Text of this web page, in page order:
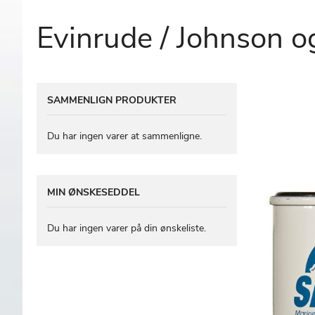
Evinrude / Johnson
SAMMENLIGN PRODUKTER
Du har ingen varer at sammenligne.
MIN ØNSKESEDDEL
Du har ingen varer på din ønskeliste.